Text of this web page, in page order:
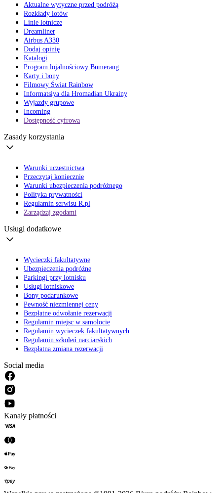
Aktualne wytyczne przed podróżą
Rozkłady lotów
Linie lotnicze
Dreamliner
Airbus A330
Dodaj opinię
Katalogi
Program lojalnościowy Bumerang
Karty i bony
Filmowy Świat Rainbow
Informatsiya dla Hromadian Ukrainy
Wyjazdy grupowe
Incoming
Dostępność cyfrowa
Zasady korzystania
Warunki uczestnictwa
Przeczytaj koniecznie
Warunki ubezpieczenia podróżnego
Polityka prywatności
Regulamin serwisu R.pl
Zarządzaj zgodami
Usługi dodatkowe
Wycieczki fakultatywne
Ubezpieczenia podróżne
Parkingi przy lotnisku
Usługi lotniskowe
Bony podarunkowe
Pewność niezmiennej ceny
Bezpłatne odwołanie rezerwacji
Regulamin miejsc w samolocie
Regulamin wycieczek fakultatywnych
Regulamin szkoleń narciarskich
Bezpłatna zmiana rezerwacji
Social media
Kanały płatności